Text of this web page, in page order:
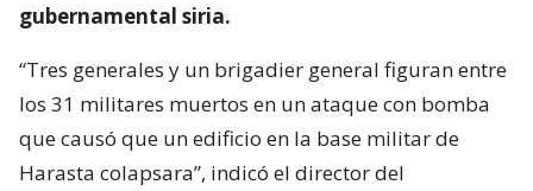
gubernamental siria.
“Tres generales y un brigadier general figuran entre
los 31 militares muertos en un ataque con bomba
que causó que un edificio en la base militar de
Harasta colapsara”, indicó el director del